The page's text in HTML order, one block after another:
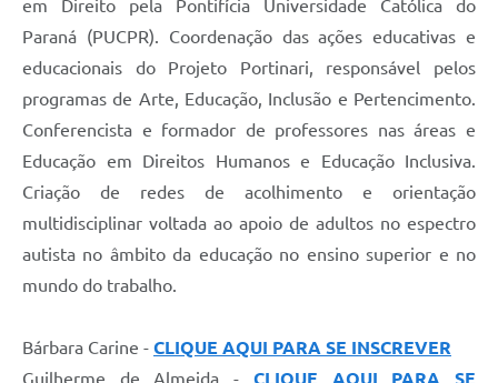
em Direito pela Pontifícia Universidade Católica do
Paraná (PUCPR). Coordenação das ações educativas e
educacionais do Projeto Portinari, responsável pelos
programas de Arte, Educação, Inclusão e Pertencimento.
Conferencista e formador de professores nas áreas e
Educação em Direitos Humanos e Educação Inclusiva.
Criação de redes de acolhimento e orientação
multidisciplinar voltada ao apoio de adultos no espectro
autista no âmbito da educação no ensino superior e no
mundo do trabalho.
Bárbara Carine - CLIQUE AQUI PARA SE INSCREVER
Guilherme de Almeida - CLIQUE AQUI PARA SE